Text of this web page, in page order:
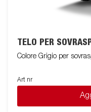
TELO PER
Colore Grigio per
Art nr